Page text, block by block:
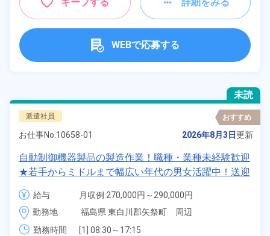
WEBで応募する
未読
派遣社員 おすすめ
お仕事No. 10658-01 2026年8月3日更新
自動制御機器製品の製造作業！職種・業種未経験歓迎
★若手からミドルまで幅広い年代の男女活躍中！送迎
付きの1R寮費無料＆赴任旅費会社負担！住み込みも
Ok！正社員登用制度あり！食堂利用OK！《福島県東
白川郡矢祭町》
給与
月収例 270,000円～290,000円
時給 1,600円～1,600円
勤務地
福島県 東白川郡矢祭町　周辺
勤務時間
[1] 08:30～17:15